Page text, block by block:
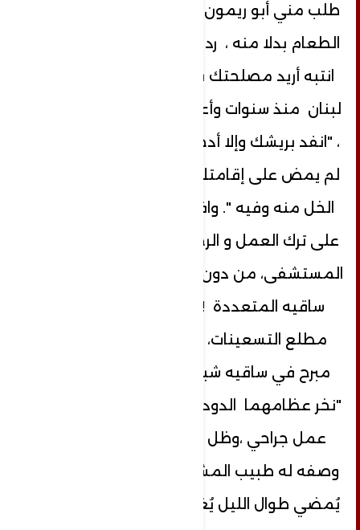
طلب مني أبو ريمون معلم الورشة أن أوزع
الطعام بدلا منه ، رد شكري حاسماَ الأمر ...
انتبه أريد مصلحتك بتعرف أنا أعيش في
لبنان منذ سنوات وأعرف دهاليز الحياة هنا
، "انفد بريشك وإلا أدخلوك السجن "؟ أنت
لم يمض على إقامتك شهر ، "تمتم ...دود
الخل منه وفيه ". وافق أبو العيس مجبراً
على ترك العمل و الرحيل ، وتم تهريبه من
المستشفى، من دون أن يُكمل علاج كسور
ساقيه المتعددة ! وبقي حتى وفاته
مطلع التسعينات، وهو يعاني من ألم
مبرح في ساقيه شبه المشلولتين ،وقد
"نخر عظامهما الدود، ولم يكن يملك ثمن
عمل جراحي ،وظل يتناول الدواء الذي
وصفه له طبيب المشفى الحكومي ، كان
يُمضي طوال الليل يُغني بصوت محزون ...